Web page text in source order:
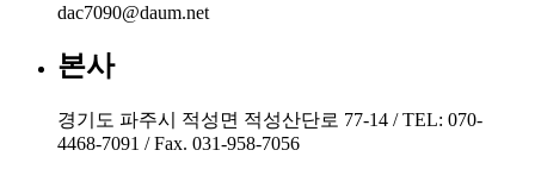
dac7090@daum.net
본사
경기도 파주시 적성면 적성산단로 77-14 / TEL: 070-
4468-7091 / Fax. 031-958-7056